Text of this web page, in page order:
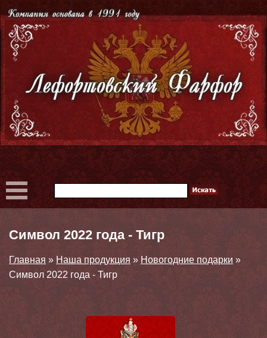
Символ 2022 года - Тигр
Главная » Наша продукция » Новогодние подарки »
Символ 2022 года - Тигр